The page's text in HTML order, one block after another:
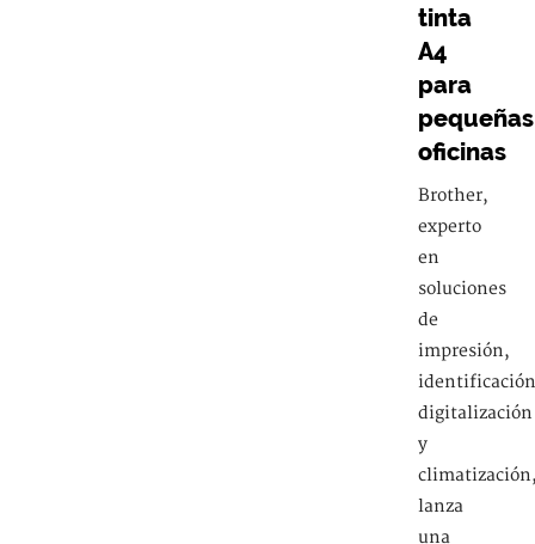
tinta
A4
para
pequeñas
oficinas
Brother,
experto
en
soluciones
de
impresión,
digitalización
y
lanza
una